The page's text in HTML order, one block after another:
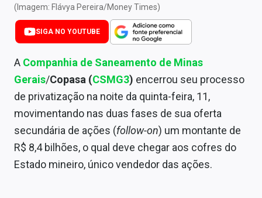
Central de Fundos Imobiliários
Central dos IPOs
Renda Fixa
Finanças Pessoais
Mercados
Economia
Empresas
(Imagem: Flávya Pereira/Money Times)
SIGA NO YOUTUBE
A Companhia de Saneamento de Minas
Gerais/Copasa (CSMG3) encerrou seu processo
de privatização na noite da quinta-feira, 11,
movimentando nas duas fases de sua oferta
secundária de ações (follow-on) um montante de
R$ 8,4 bilhões, o qual deve chegar aos cofres do
Estado mineiro, único vendedor das ações.